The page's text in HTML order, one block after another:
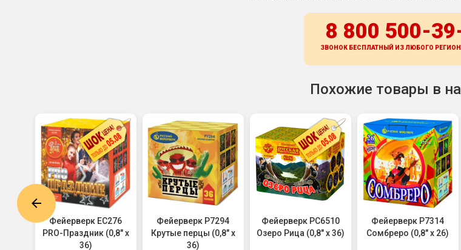
8 800 500-
ЗВОНОК БЕСПЛАТНЫЙ ИЗ ЛЮБОГО
Похожие товары в
Фейерверк ЕС276
PRO-Праздник (0,8" х
36)
Фейерверк Р7294
Крутые перцы (0,8" х
36)
Фейерверк РС6510
Озеро Рица (0,8" х 36)
Фейерверк Р7314
Сомбреро (0,8" х 26)